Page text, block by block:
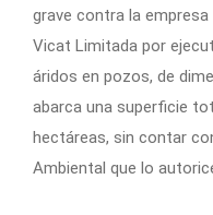
grave contra la
Vicat Limitada por
áridos en pozos, de
abarca una superficie
hectáreas, sin contar
Ambiental que lo